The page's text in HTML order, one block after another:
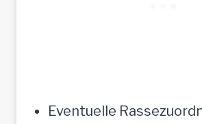
Eventuelle